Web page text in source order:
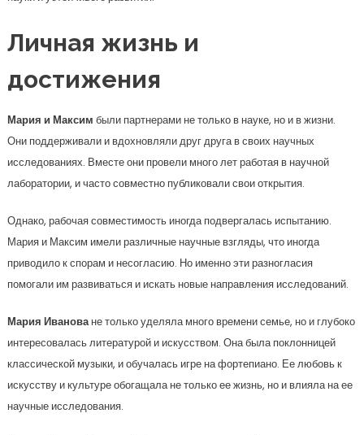
Личная жизнь и
достижения
Мария и Максим были партнерами не только в науке, но и в жизни.
Они поддерживали и вдохновляли друг друга в своих научных
исследованиях. Вместе они провели много лет работая в научной
лаборатории, и часто совместно публиковали свои открытия.
Однако, рабочая совместимость иногда подвергалась испытанию.
Мария и Максим имели различные научные взгляды, что иногда
приводило к спорам и несогласию. Но именно эти разногласия
помогали им развиваться и искать новые направления исследований.
Мария Ивановане только уделяла много времени семье, но и глубоко
интересовалась литературой и искусством. Она была поклонницей
классической музыки, и обучалась игре на фортепиано. Ее любовь к
искусству и культуре обогащала не только ее жизнь, но и влияла на ее
научные исследования.